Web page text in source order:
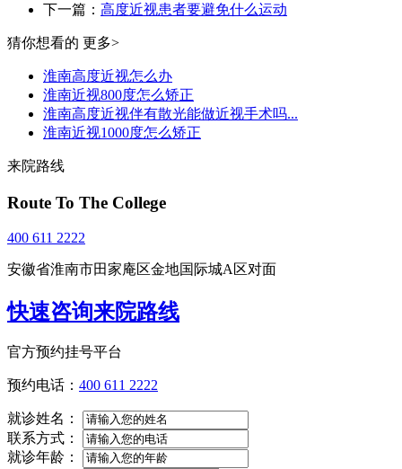
下一篇： 高度近视患者要避免什么运动
猜你想看的 更多>
淮南高度近视怎么办
淮南近视800度怎么矫正
淮南高度近视伴有散光能做近视手术吗...
淮南近视1000度怎么矫正
来院路线
Route To The College
400 611 2222
安徽省淮南市田家庵区金地国际城A区对面
快速咨询来院路线
官方预约挂号平台
预约电话： 400 611 2222
就诊姓名：
联系方式：
就诊年龄：